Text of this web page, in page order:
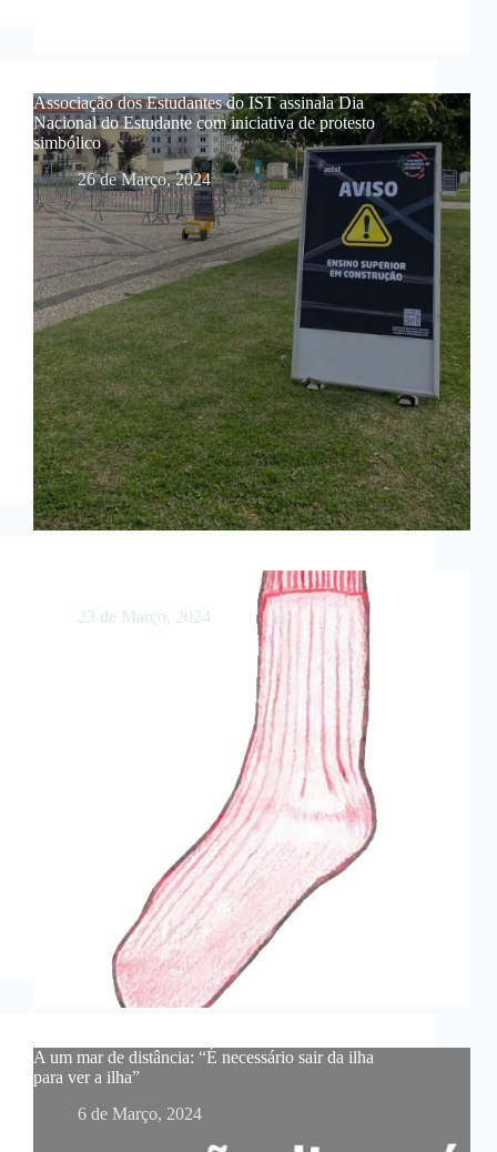
Associação dos Estudantes do IST assinala Dia
Nacional do Estudante com iniciativa de protesto
simbólico
26 de Março, 2024
23 de Março, 2024
A um mar de distância: “É necessário sair da ilha
para ver a ilha”
6 de Março, 2024